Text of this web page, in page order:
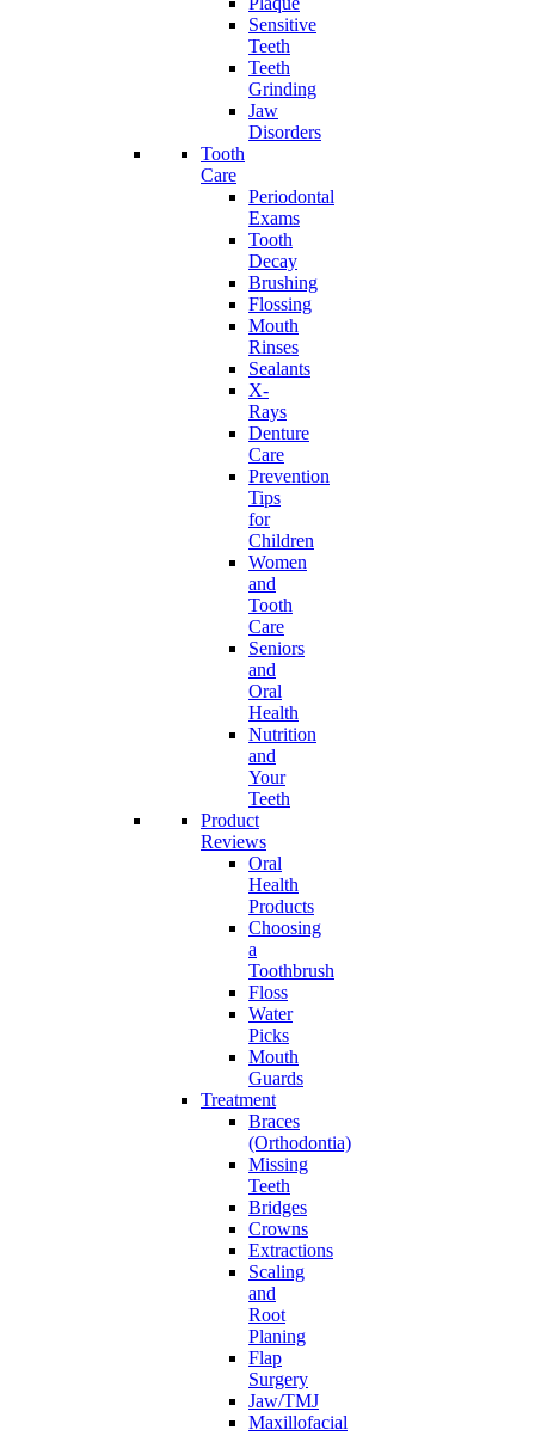
Sensitive
Teeth
Teeth
Grinding
Jaw
Disorders
Tooth
Care
Periodontal
Exams
Tooth
Decay
Brushing
Flossing
Mouth
Rinses
Sealants
X-
Rays
Denture
Care
Prevention
Tips
for
Children
Women
and
Tooth
Care
Seniors
and
Oral
Health
Nutrition
and
Your
Teeth
Product
Reviews
Oral
Health
Products
Choosing
a
Toothbrush
Floss
Water
Picks
Mouth
Guards
Treatment
Braces
(Orthodontia)
Missing
Teeth
Bridges
Crowns
Extractions
Scaling
and
Root
Planing
Flap
Surgery
Jaw/TMJ
Maxillofacial